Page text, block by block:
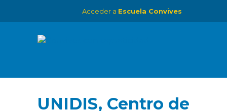
Acceder a Escuela Convives
UNIDIS, Centro de